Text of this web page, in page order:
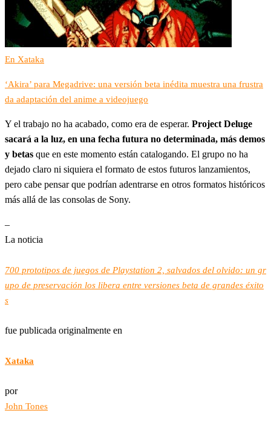
En Xataka
‘Akira’ para Megadrive: una versión beta inédita muestra una frustra
da adaptación del anime a videojuego
Y el trabajo no ha acabado, como era de esperar. Project Deluge
sacará a la luz, en una fecha futura no determinada, más demos
y betas que en este momento están catalogando. El grupo no ha
dejado claro ni siquiera el formato de estos futuros lanzamientos,
pero cabe pensar que podrían adentrarse en otros formatos históricos
más allá de las consolas de Sony.
–
La noticia
700 prototipos de juegos de Playstation 2, salvados del olvido: un gr
upo de preservación los libera entre versiones beta de grandes éxito
s
fue publicada originalmente en
Xataka
por
John Tones